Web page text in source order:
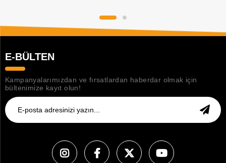
E-BÜLTEN
Kampanyalarımızdan ve fırsatlardan haberdar olmak için
bültenimize kayıt olun!